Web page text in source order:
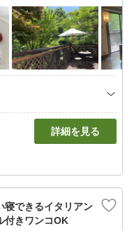
詳細を見る
寝できるイタリアン
付きワンコOK